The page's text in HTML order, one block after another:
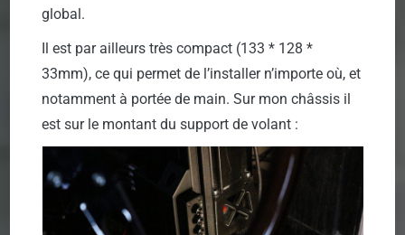
global.
Il est par ailleurs très compact (133 * 128 *
33mm), ce qui permet de l’installer n’importe où, et
notamment à portée de main. Sur mon châssis il
est sur le montant du support de volant :